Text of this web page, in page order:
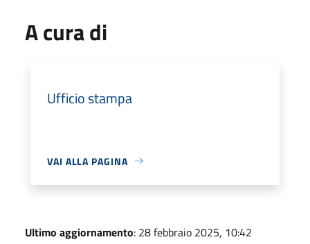
A cura di
Ufficio stampa
VAI ALLA PAGINA
Ultimo aggiornamento: 28 febbraio 2025, 10:42